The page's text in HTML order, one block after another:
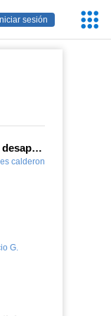
Iniciar sesión
Proyecto "Teatro desaparecido"
calderon
G.